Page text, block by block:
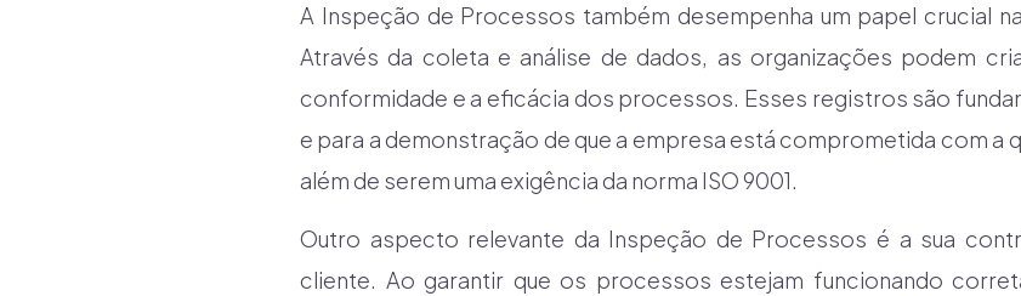
A Inspeção de Processos também desempenha um papel crucial
Através da coleta e análise de dados, as organizações podem
conformidade e a eficácia dos processos. Esses registros são
e para a demonstração de que a empresa está comprometida com a
além de serem uma exigência da norma ISO 9001.
Outro aspecto relevante da Inspeção de Processos é a sua
cliente. Ao garantir que os processos estejam funcionando